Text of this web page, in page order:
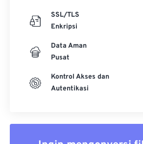
SSL/TLS
Enkripsi
Data Aman
Pusat
Kontrol Akses dan
Autentikasi